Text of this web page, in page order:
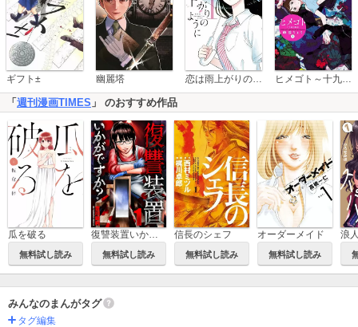
ギフト± 幽麗塔
「 週刊漫画TIMES 」 のおすすめ作品
瓜を破る
無料試し読み 無料試し読み
信長のシェフ
無料試し読み
オーダーメイド
無料試し読み
みんなのまんがタグ
タグ編集